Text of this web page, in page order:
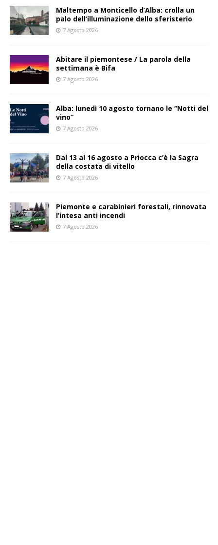
Maltempo a Monticello d’Alba: crolla un
palo dell’illuminazione dello sferisterio
7 Agosto 2026
Abitare il piemontese / La parola della
settimana è Bifa
7 Agosto 2026
Alba: lunedì 10 agosto tornano le “Notti del
vino”
7 Agosto 2026
Dal 13 al 16 agosto a Priocca c’è la Sagra
della costata di vitello
7 Agosto 2026
Piemonte e carabinieri forestali, rinnovata
l’intesa anti incendi
7 Agosto 2026